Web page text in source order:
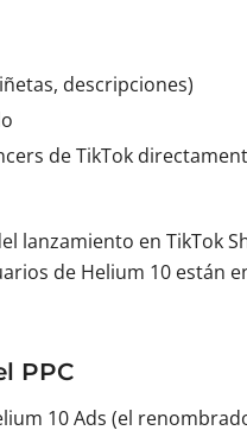
descripciones)
de TikTok
en TikTok
de Helium 10 están
PPC
10 Ads (el